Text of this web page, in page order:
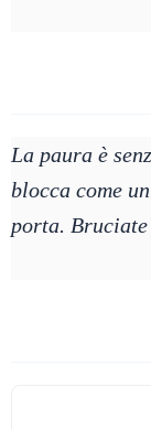
La paura è
blocca come
porta.